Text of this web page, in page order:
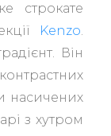
строкате
Kenzo.
Він
насичених
з хутром